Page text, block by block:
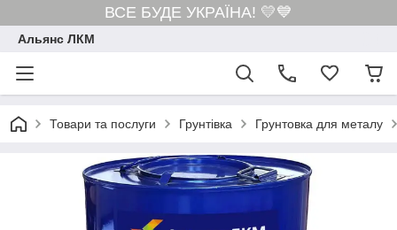
ВСЕ БУДЕ УКРАЇНА! 💛💙
Альянс ЛКМ
Товари та послуги Грунтівка Грунтовка для металу